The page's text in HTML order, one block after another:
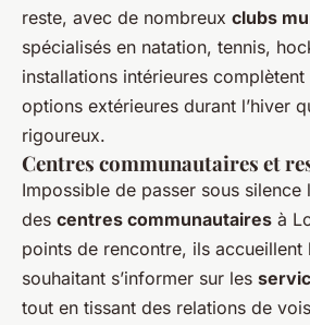
reste, avec de nombreux clubs
spécialisés en natation, tennis,
installations intérieures
options extérieures durant l’hiver
rigoureux.
Centres communautaires et
Impossible de passer sous silence
des centres communautaires à
points de rencontre, ils accueillent
souhaitant s’informer sur les
tout en tissant des relations de